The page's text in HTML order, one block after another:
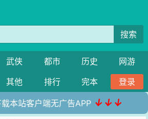
搜索
武侠 都市 历史
网游
其他 排行 完本 登录
本站客户端无广告APP ↓↓↓